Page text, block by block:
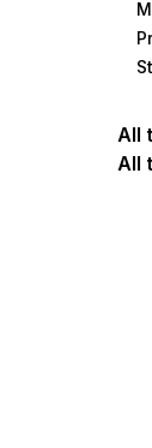
All
All